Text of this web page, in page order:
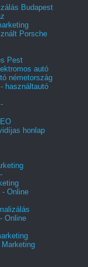
Budapest
Porsche
Pest
autó
németország
használtautó
honlap
- Online
Online